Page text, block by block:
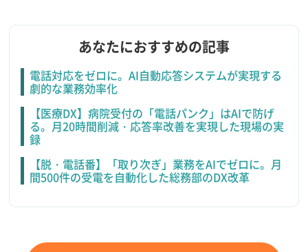
あなたにおすすめの記事
電話対応をゼロに。AI自動応答システムが実現する
劇的な業務効率化
【医療DX】病院受付の「電話パンク」はAIで防げ
る。月20時間削減・応答率改善を実現した現場の実
録
【脱・電話番】「取り次ぎ」業務をAIでゼロに。月
間500件の受電を自動化した総務部のDX改革